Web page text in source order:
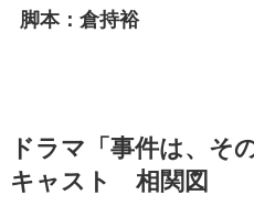
脚本：倉持裕
ドラマ「事件は、そ
キャスト 相関図